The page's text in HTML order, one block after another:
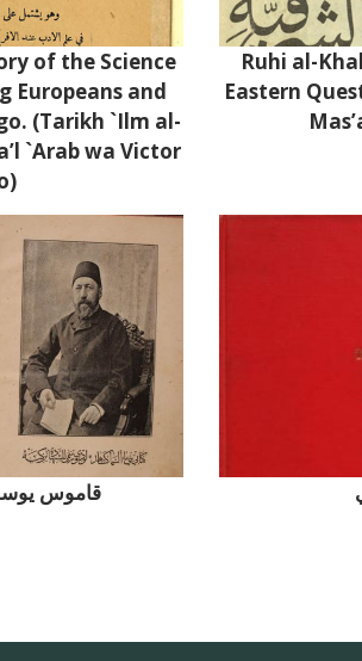
Ruhi al-
Eastern
of the Science
Europeans and
(Tarikh `Ilm al-
`Arab wa Victor
قاموس